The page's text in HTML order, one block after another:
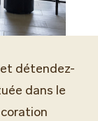
détendez-
dans le